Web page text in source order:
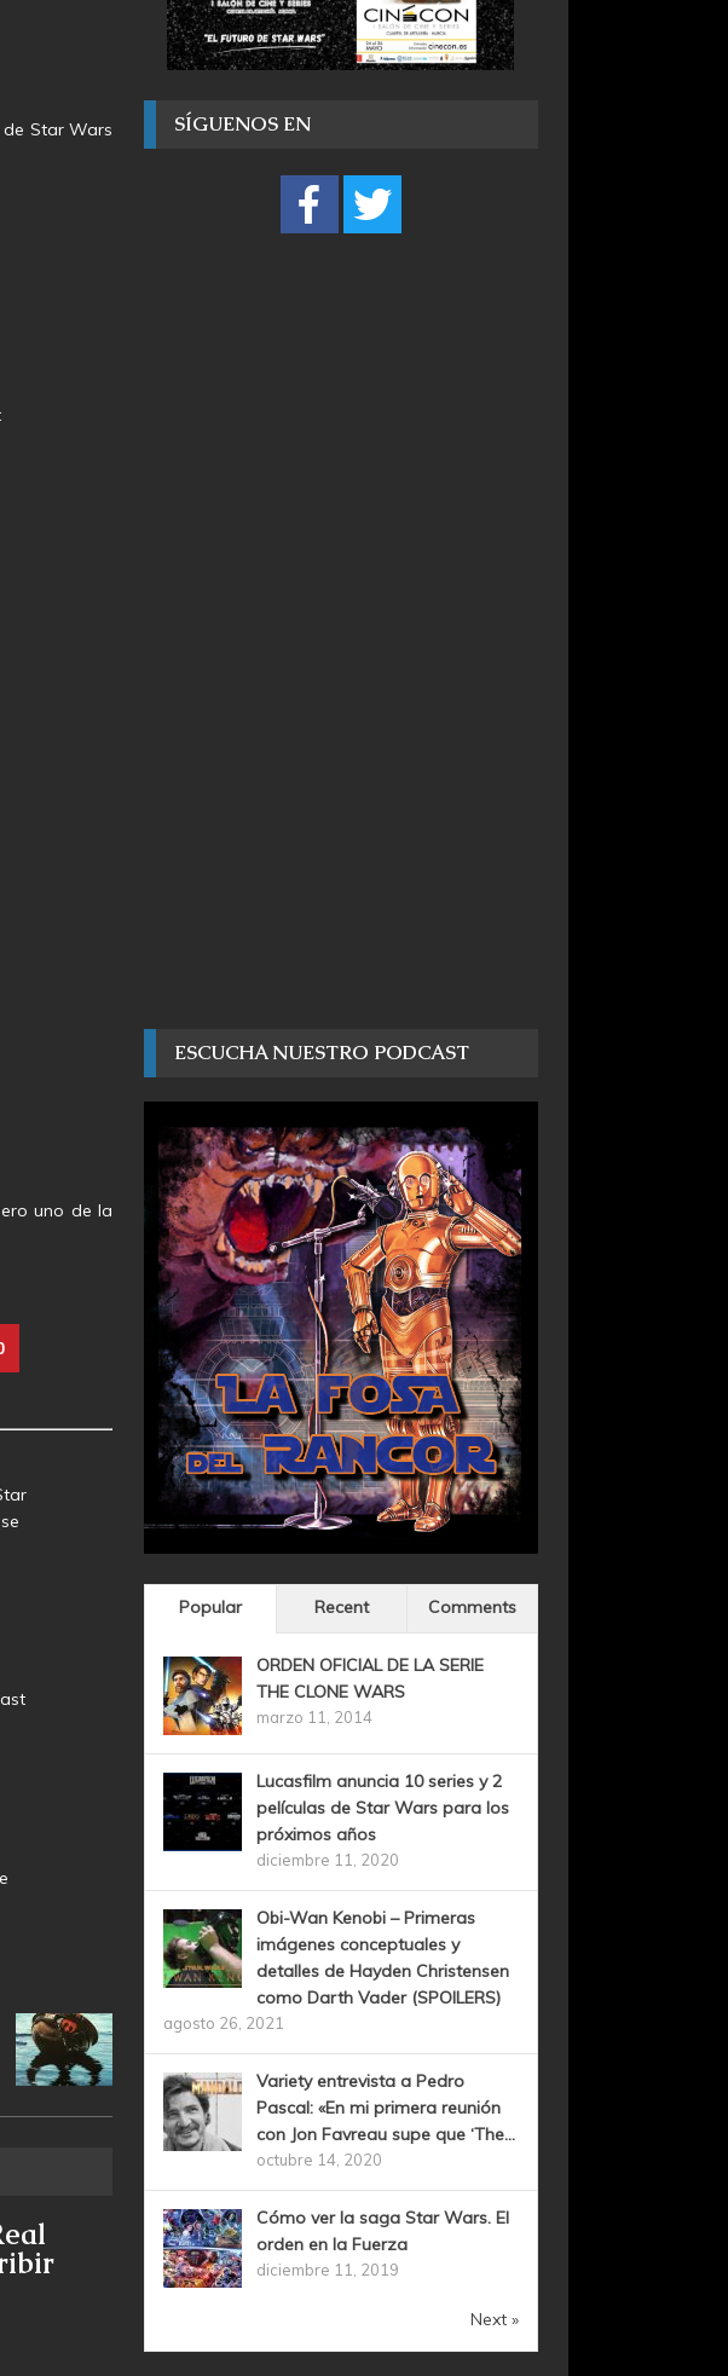
Star Wars
uno de la
SÍGUENOS EN
ESCUCHA NUESTRO PODCAST
Popular Recent Comments
ORDEN OFICIAL DE LA SERIE
THE CLONE WARS
marzo 11, 2014
Lucasfilm anuncia 10 series y 2
películas de Star Wars para los
próximos años
diciembre 11, 2020
Obi-Wan Kenobi – Primeras
imágenes conceptuales y
detalles de Hayden Christensen
como Darth Vader (SPOILERS)
agosto 26, 2021
Variety entrevista a Pedro
Pascal: «En mi primera reunión
con Jon Favreau supe que ‘The...
octubre 14, 2020
Cómo ver la saga Star Wars. El
orden en la Fuerza
diciembre 11, 2019
Next »